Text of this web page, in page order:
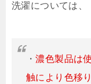
洗濯については、
・濃色製品は
触により色移